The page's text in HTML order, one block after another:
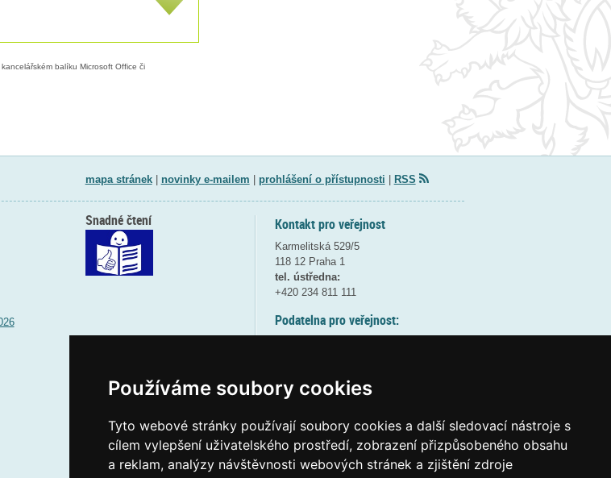
Používáme soubory cookies
Tyto webové stránky používají soubory cookies a další sledovací nástroje s
cílem vylepšení uživatelského prostředí, zobrazení přizpůsobeného obsahu
a reklam, analýzy návštěvnosti webových stránek a zjištění zdroje
balíku Microsoft Office či
mapa stránek| novinky e-mailem prohlášení o přístupnosti RSS
Kontakt pro veřejnost
Karmelitská 529/5
118 12 Praha 1
tel. ústředna:
+420 234 811 111
Podatelna pro veřejnost:
(více informací
Elektronická podatelna:
posta@msmtgov cz
Snadné čtení